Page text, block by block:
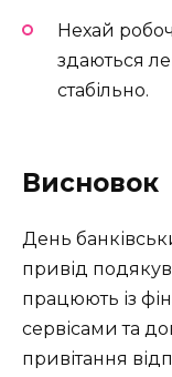
Нехай
здаються
стабільно.
Висновок
День
привід
працюють із
сервісами та
привітання